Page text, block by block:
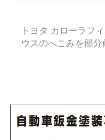
です。 フェンダーがヘ
ます。 フロントフェン
トヨタ カローラフ
ウスのへこみを部分